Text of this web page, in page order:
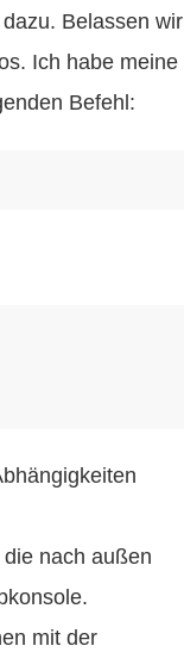
Belassen wir
Ich habe meine
Befehl:
nach außen
mit der